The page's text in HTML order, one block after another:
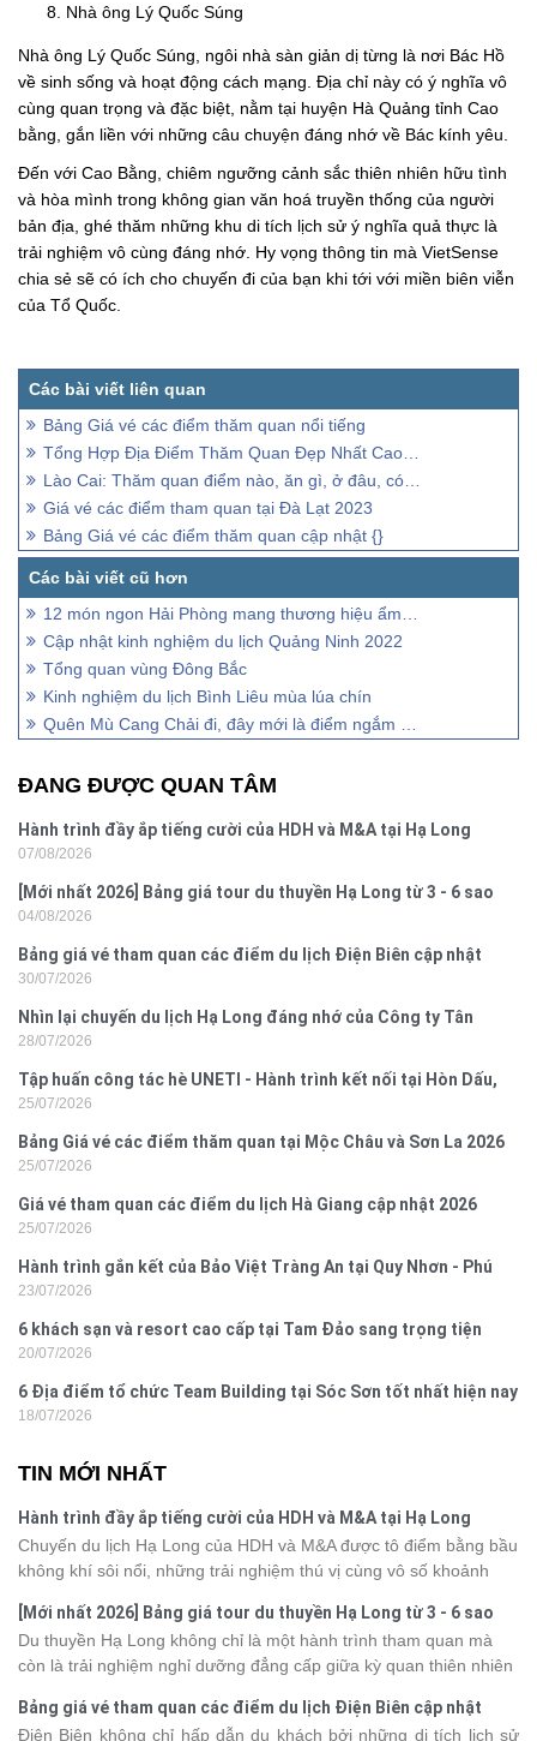
Nhà ông Lý Quốc Súng
Nhà ông Lý Quốc Súng, ngôi nhà sàn giản dị từng là nơi Bác Hồ
về sinh sống và hoạt động cách mạng. Địa chỉ này có ý nghĩa vô
cùng quan trọng và đặc biệt, nằm tại huyện Hà Quảng tỉnh Cao
bằng, gắn liền với những câu chuyện đáng nhớ về Bác kính yêu.
Đến với Cao Bằng, chiêm ngưỡng cảnh sắc thiên nhiên hữu tình
và hòa mình trong không gian văn hoá truyền thống của người
bản địa, ghé thăm những khu di tích lịch sử ý nghĩa quả thực là
trải nghiệm vô cùng đáng nhớ. Hy vọng thông tin mà VietSense
chia sẻ sẽ có ích cho chuyến đi của bạn khi tới với miền biên viễn
của Tổ Quốc.
Bảng Giá vé các điểm thăm quan nổi tiếng
Tổng Hợp Địa Điểm Thăm Quan Đẹp Nhất Cao Bằng
Lào Cai: Thăm quan điểm nào, ăn gì, ở đâu, có gì chơi?
Giá vé các điểm tham quan tại Đà Lạt 2023
Bảng Giá vé các điểm thăm quan cập nhật {}
12 món ngon Hải Phòng mang thương hiệu ẩm thực đất Cảng
Cập nhật kinh nghiệm du lịch Quảng Ninh 2022
Tổng quan vùng Đông Bắc
Kinh nghiệm du lịch Bình Liêu mùa lúa chín
Quên Mù Cang Chải đi, đây mới là điểm ngắm mùa lúa chín lý tưởng nhất
ĐANG ĐƯỢC QUAN TÂM
Hành trình đầy ắp tiếng cười của HDH và M&A tại Hạ Long
07/08/2026
[Mới nhất 2026] Bảng giá tour du thuyền Hạ Long từ 3 - 6 sao
04/08/2026
Bảng giá vé tham quan các điểm du lịch Điện Biên cập nhật
2026
30/07/2026
Nhìn lại chuyến du lịch Hạ Long đáng nhớ của Công ty Tân
Hưng 2026
28/07/2026
Tập huấn công tác hè UNETI - Hành trình kết nối tại Hòn Dấu,
Đồ Sơn
25/07/2026
Bảng Giá vé các điểm thăm quan tại Mộc Châu và Sơn La 2026
25/07/2026
Giá vé tham quan các điểm du lịch Hà Giang cập nhật 2026
25/07/2026
Hành trình gắn kết của Bảo Việt Tràng An tại Quy Nhơn - Phú
Yên
23/07/2026
6 khách sạn và resort cao cấp tại Tam Đảo sang trọng tiện
nghi
20/07/2026
6 Địa điểm tổ chức Team Building tại Sóc Sơn tốt nhất hiện nay
18/07/2026
TIN MỚI NHẤT
Hành trình đầy ắp tiếng cười của HDH và M&A tại Hạ Long
Chuyến du lịch Hạ Long của HDH và M&A được tô điểm bằng bầu
không khí sôi nổi, những trải nghiệm thú vị cùng vô số khoảnh
phút giây đồng hành bên nhau, tất cả đã tạo nên một chuyến đi
tràn đầy cảm xúc và dấu ấn khó quên.
[Mới nhất 2026] Bảng giá tour du thuyền Hạ Long từ 3 - 6 sao
Du thuyền Hạ Long không chỉ là một hành trình tham quan mà
còn là trải nghiệm nghỉ dưỡng đẳng cấp giữa kỳ quan thiên nhiên
khác nhau, khiến nhiều du khách băn khoăn khi lựa chọn. Bài viết
Bảng giá vé tham quan các điểm du lịch Điện Biên cập nhật
2026
Điện Biên không chỉ hấp dẫn du khách bởi những di tích lịch sử